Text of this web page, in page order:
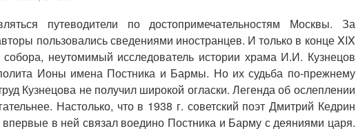
путеводители по достопримечательностям Москвы. За
пользовались сведениями иностранцев. И только в конце XIX
собора, неутомимый исследователь истории храма И.И. Кузнецов
Ионы имена Постника и Бармы. Но их судьба по-прежнему
Кузнецова не получил широкой огласки. Легенда об ослеплении
Настолько, что в 1938 г. советский поэт Дмитрий Кедрин
в ней связал воедино Постника и Барму с деяниями царя.